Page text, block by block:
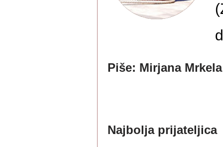
Piše: Mirjana
Najbolja prijateljica